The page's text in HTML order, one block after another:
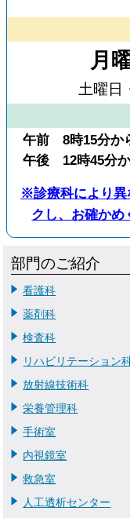
月
土曜日
午前 8時15分か
午後 12時45分
※診療科により異
クし、お確かめ
部門のご紹介
看護科
薬剤科
検査科
リハビリテーション
放射線技術科
栄養管理科
手術室
内視鏡室
救急室
人工透析センター